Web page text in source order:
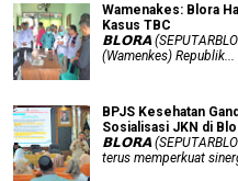
Wamenakes: Blora
Kasus TBC
𝗕𝗟𝗢𝗥𝗔
(Wamenkes) Republik...
BPJS Kesehatan
Sosialisasi JKN di
𝗕𝗟𝗢𝗥𝗔
terus memperkuat